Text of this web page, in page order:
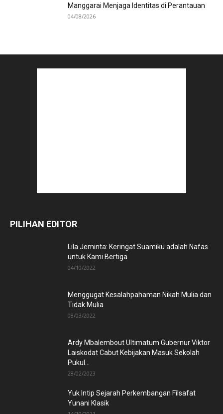
Manggarai Menjaga Identitas di Perantauan
04/08/2026
PILIHAN EDITOR
Lila Jeminta: Keringat Suamiku adalah Nafas
untuk Kami Bertiga
04/10/2022
Menggugat Kesalahpahaman Nikah Mulia dan
Tidak Mulia
08/03/2022
Ardy Mbalembout Ultimatum Gubernur Viktor
Laiskodat Cabut Kebijakan Masuk Sekolah
Pukul...
28/02/2023
Yuk Intip Sejarah Perkembangan Filsafat
Yunani Klasik